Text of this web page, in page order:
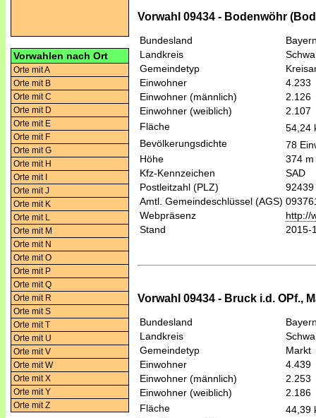
Vorwahlen nach Ort
Orte mit A
Orte mit B
Orte mit C
Orte mit D
Orte mit E
Orte mit F
Orte mit G
Orte mit H
Orte mit I
Orte mit J
Orte mit K
Orte mit L
Orte mit M
Orte mit N
Orte mit O
Orte mit P
Orte mit Q
Orte mit R
Orte mit S
Orte mit T
Orte mit U
Orte mit V
Orte mit W
Orte mit X
Orte mit Y
Orte mit Z
Vorwahl 09434 - Bodenwöhr
Bundesland
Landkreis
Gemeindetyp
Einwohner
4.233
Einwohner (männlich)
2.126
Einwohner (weiblich)
2.107
Fläche
54,24
Bevölkerungsdichte
78
Höhe
374 m
Kfz-Kennzeichen
SAD
Postleitzahl (PLZ)
92439
Amtl. Gemeindeschlüssel (AGS)
Webpräsenz
http://
Stand
2015-
Vorwahl 09434 - Bruck i.d. OPf.,
Bundesland
Landkreis
Gemeindetyp
Markt
Einwohner
4.439
Einwohner (männlich)
2.253
Einwohner (weiblich)
2.186
Fläche
44,39